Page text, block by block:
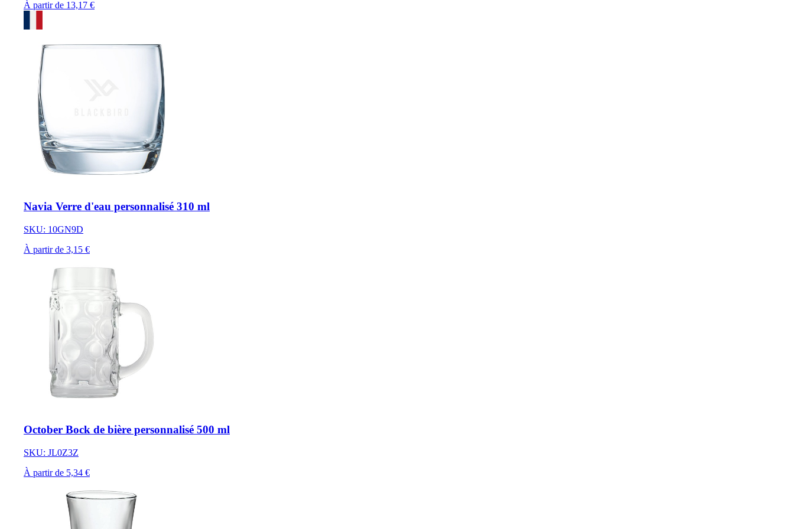
À partir de 13,17 €
Navia Verre d'eau personnalisé 310 ml
SKU: 10GN9D
À partir de 3,15 €
October Bock de bière personnalisé 500 ml
SKU: JL0Z3Z
À partir de 5,34 €